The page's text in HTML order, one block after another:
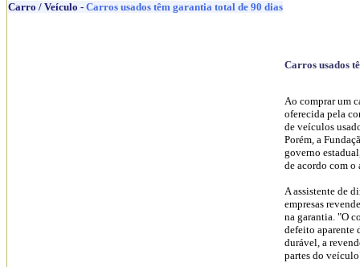
Carro / Veículo - Carros usados têm garantia total de 90 dias
Carros usados
Ao comprar um
oferecida pela
de veículos
Porém, a
governo
de acordo com
A assistente de
empresas
na garantia. "O
defeito aparente
durável, a
partes do